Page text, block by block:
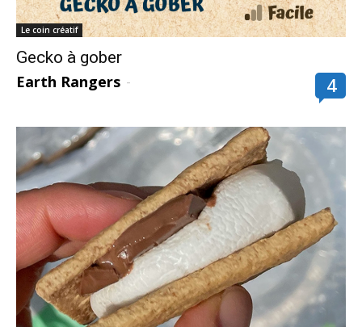
Le coin créatif
Gecko à gober
Earth Rangers - 4